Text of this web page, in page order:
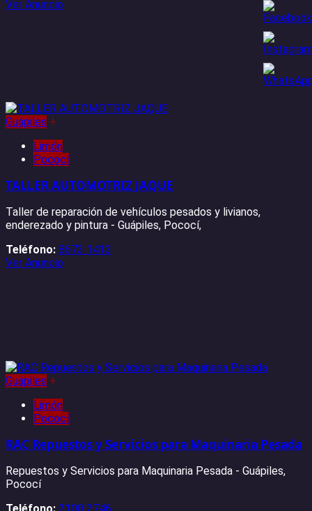
Ver Anuncio
Guápiles +
Limón
Pococí
TALLER AUTOMOTRIZ JAQUE
Taller de reparación de vehículos pesados y livianos,
enderezado y pintura - Guápiles, Pococí,
Teléfono: 8673 1413
Ver Anuncio
Guápiles +
Limón
Pococí
RAC Repuestos y Servicios para Maquinaria Pesada
Repuestos y Servicios para Maquinaria Pesada - Guápiles,
Pococí